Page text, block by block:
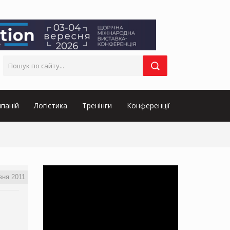
Логістика Тренінги Конференції
2011